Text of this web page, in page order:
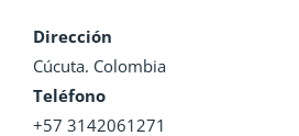
Dirección
Cúcuta. Colombia
Teléfono
+57 3142061271